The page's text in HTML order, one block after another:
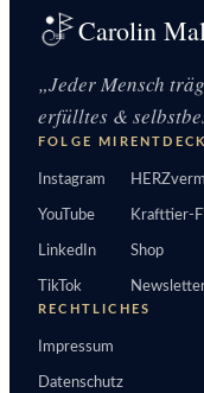
Carolin
„Jeder Mensch
erfülltes &
FOLGE MIR
Instagram
YouTube
LinkedIn
TikTok
Krafttier-
Shop
RECHTLICHES
Impressum
Datenschutz